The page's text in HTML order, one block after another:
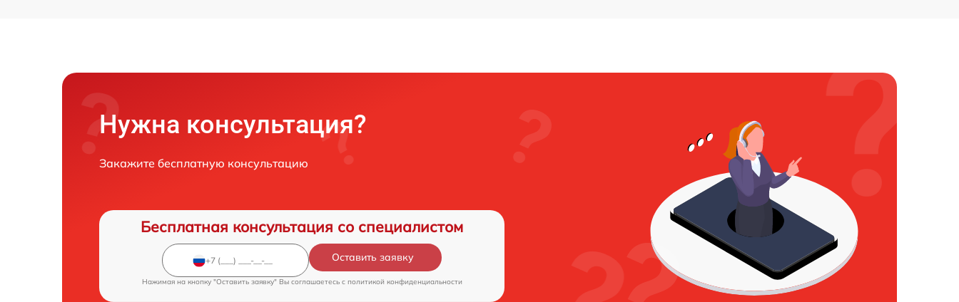
Нужна консультация?
Закажите бесплатную консультацию
Бесплатная консультация со специалистом
Оставить заявку
Нажимая на кнопку "Оставить заявку" Вы соглашаетесь c политикой конфиденциальности